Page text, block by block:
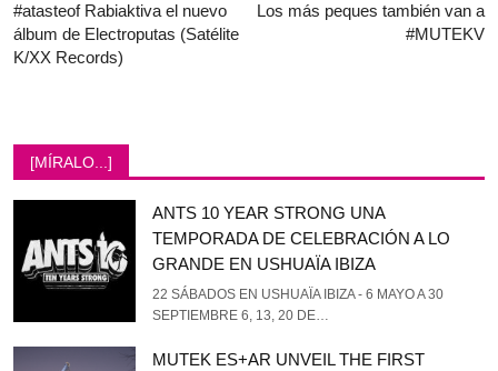
#atasteof Rabiaktiva el nuevo
álbum de Electroputas (Satélite
K/XX Records)
Los más peques también van a
#MUTEKV
[MÍRALO...]
ANTS 10 YEAR STRONG UNA
TEMPORADA DE CELEBRACIÓN A LO
GRANDE EN USHUAÏA IBIZA
22 SÁBADOS EN USHUAÏA IBIZA - 6 MAYO A 30
SEPTIEMBRE 6, 13, 20 DE…
MUTEK ES+AR UNVEIL THE FIRST